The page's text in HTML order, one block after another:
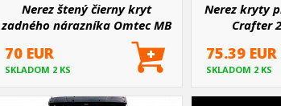
Nerez štený čierny kryt
zadného nárazníka Omtec MB
Sprinter, VW Crafter 2006-18
70 EUR
SKLADOM 2 KS
Nerez kryty
Crafter
75.39 EUR
SKLADOM 2 KS